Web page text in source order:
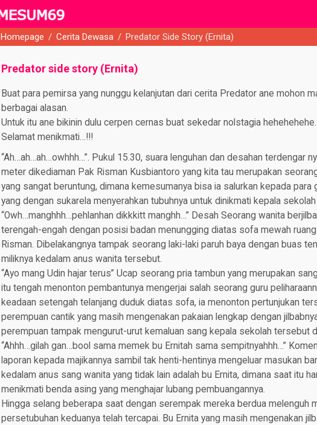
Homepage / Cerita Dewasa / Predator Side Story (Ernita)
Predator side story (Ernita)
Buat para pemirsa yang nunggu kelanjutan dari cerita Predator ane mohon
berbagai alasan.
Untuk itu ane bikinin dulu cerpen cernas buat sekedar nolstagia
Selamat menikmati…!!!
“Ah…ah…ah…owhhh…”. Pukul 15.30, suara lenguhan dan desahan terdengar
meter dikediaman Pak Risman Kusbiantoro yang kita tau merupakan
yang sangat beruntung, dimana kemesumanya bisa ia salurkan kepada para
yang dengan sukarela menyerahkan tubuhnya untuk dinikmati kepala
“Owh…manghhh…pehlanhan dikkkitt manghh…” Desah Seorang wanita
terengah-engah dengan posisi badan menungging diatas sofa mewah
Risman. Dibelakangnya tampak seorang laki-laki paruh baya dengan buas
miliknya kedalam anus wanita tersebut.
“Ayo mang Udin hajar terus” Ucap seorang pria tambun yang merupakan
itu tengah menonton pembantunya mengerjai salah seorang guru
keadaan setengah telanjang duduk diatas sofa, ia menonton pertunjukan
perempuan cantik yang masih mengenakan pakaian lengkap dengan
perempuan tampak mengurut-urut kemaluan sang kepala sekolah tersebut
“Ahhh…gilah gan…bool sama memek bu Ernitah sama sempitnyahhh…”
laporan kepada majikannya sambil tak henti-hentinya mengeluar masukan
kedalam anus sang wanita yang tidak lain adalah bu Ernita, dimana saat itu
menikmati benda asing yang menghajar lubang pembuangannya.
Hingga selang beberapa saat dengan serempak mereka berdua melenguh
persetubuhan keduanya telah tercapai. Bu Ernita yang masih mengenakan